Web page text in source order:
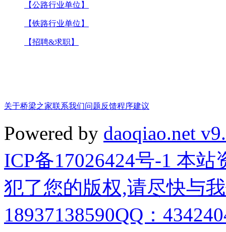
【公路行业单位】
【铁路行业单位】
【招聘&求职】
关于桥梁之家联系我们问题反馈程序建议
Powered by daoqiao.net
ICP备17026424号-1 本
犯了您的版权,请尽快与
18937138590QQ：